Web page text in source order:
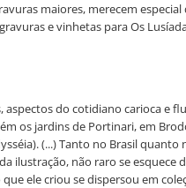
maiores, merecem
e vinhetas para Os
aspectos do cotidiano carioca e
os jardins de Portinari, em
(...) Tanto no Brasil
ilustração, não raro se esquece
ele criou se dispersou em